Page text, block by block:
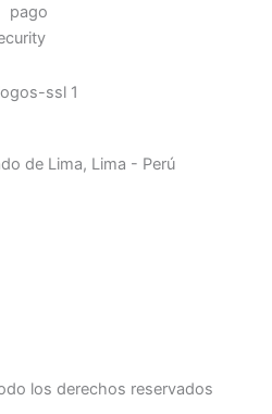
de Lima, Lima - Perú
los derechos reservados